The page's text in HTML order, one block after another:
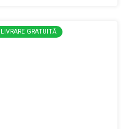
LIVRARE GRATUITĂ